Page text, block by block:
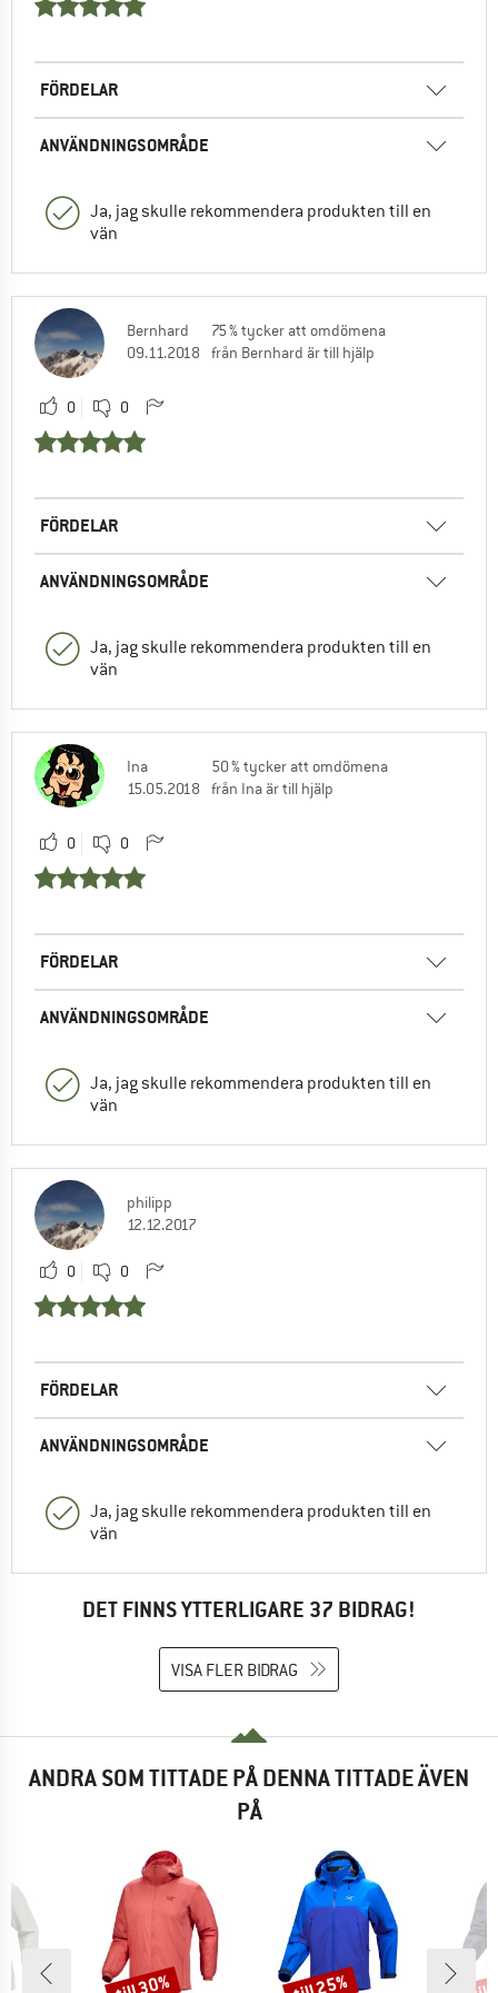
FÖRDELAR
ANVÄNDNINGSOMRÅDE
Ja, jag skulle rekommendera produkten till en
vän
Bernhard
09.11.2018
75 % tycker att omdömena
från Bernhard är till hjälp
0 0
FÖRDELAR
ANVÄNDNINGSOMRÅDE
Ja, jag skulle rekommendera produkten till en
vän
Ina
15.05.2018
50 % tycker att omdömena
från Ina är till hjälp
0 0
FÖRDELAR
ANVÄNDNINGSOMRÅDE
Ja, jag skulle rekommendera produkten till en
vän
philipp
12.12.2017
0 0
FÖRDELAR
ANVÄNDNINGSOMRÅDE
Ja, jag skulle rekommendera produkten till en
vän
DET FINNS YTTERLIGARE 37 BIDRAG!
VISA FLER BIDRAG
ANDRA SOM TITTADE PÅ DENNA TITTADE ÄVEN
PÅ
Rabatt Rabatt